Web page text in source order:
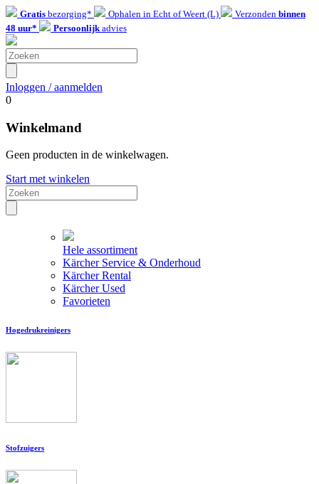
Gratis bezorging* Ophalen in Echt of Weert (L) Verzonden binnen
48 uur*
Persoonlijkadvies
Inloggen / aanmelden
0
Winkelmand
Geen producten in de winkelwagen.
Start met winkelen
Hele assortiment
Kärcher Service & Onderhoud
Kärcher Rental
Kärcher Used
Favorieten
Hogedrukreinigers
Stofzuigers